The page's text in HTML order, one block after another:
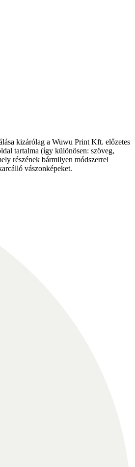
kizárólag a Wuwu Print Kft. előzetes
tartalma (így különösen: szöveg,
részének bármilyen módszerrel
vászonképeket.